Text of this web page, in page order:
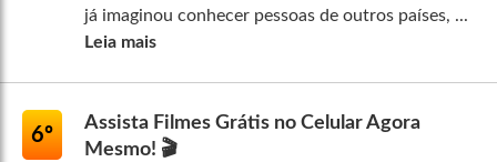
já imaginou conhecer pessoas de outros países, ...
Leia mais
6º
Assista Filmes Grátis no Celular Agora
Mesmo! 🎬